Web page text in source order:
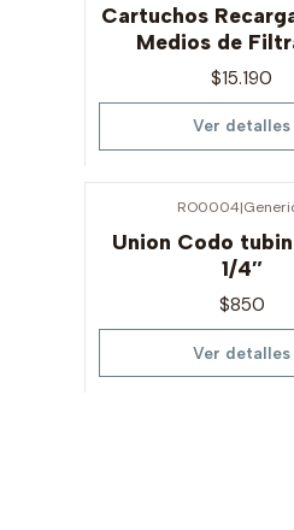
Cartuchos
Medios de
$15.190
Ver detalles
RO0004|
Union Codo
1/4″
$850
Ver detalles